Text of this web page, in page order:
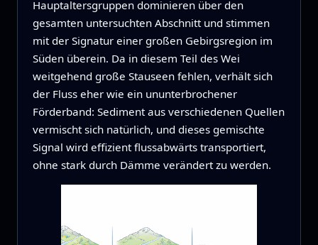
Hauptaltersgruppen dominieren über den
gesamten untersuchten Abschnitt und stimmen
mit der Signatur einer großen Gebirgsregion im
Süden überein. Da in diesem Teil des Wei
weitgehend große Stauseen fehlen, verhält sich
der Fluss eher wie ein ununterbrochener
Förderband: Sediment aus verschiedenen Quellen
vermischt sich natürlich, und dieses gemischte
Signal wird effizient flussabwärts transportiert,
ohne stark durch Dämme verändert zu werden.